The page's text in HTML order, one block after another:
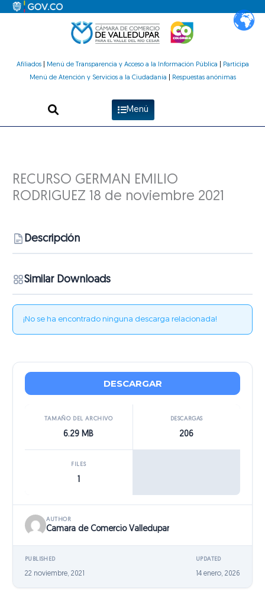
Afiliados| Menú de Transparencia y Acceso a la Información Pública
Participa
Menú de Atención y Servicios a la Ciudadanía
Respuestas anónimas
Menú
RECURSO GERMAN EMILIO
RODRIGUEZ 18 de noviembre 2021
Descripción
Similar Downloads
¡No se ha encontrado ninguna descarga relacionada!
DESCARGAR
TAMAÑO DEL ARCHIVO
6.29 MB
DESCARGAS
206
FILES
AUTHOR
Camara de Comercio Valledupar
PUBLISHED
22 noviembre, 2021
UPDATED
14 enero, 2026